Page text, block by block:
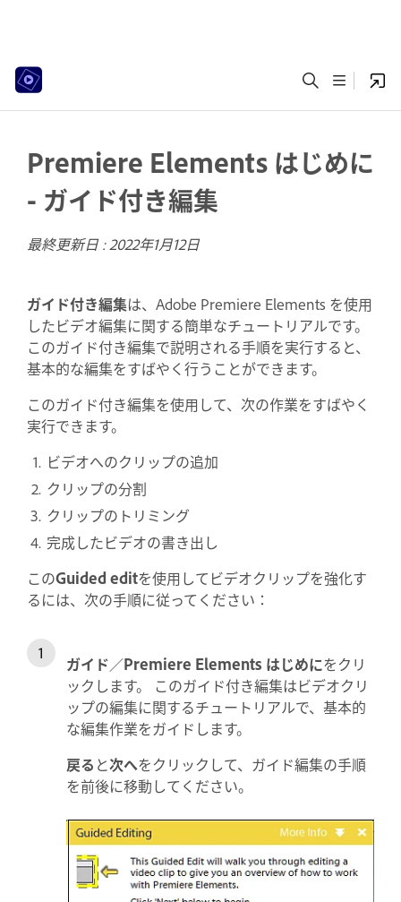
Premiere Elements はじめに
- ガイド付き編集
最終更新日 :2022年1月12日
ガイド付き編集は、Adobe Premiere Elements を使用
したビデオ編集に関する簡単なチュートリアルです。
このガイド付き編集で説明される手順を実行すると、
基本的な編集をすばやく行うことができます。
このガイド付き編集を使用して、次の作業をすばやく
実行できます。
ビデオへのクリップの追加
クリップの分割
クリップのトリミング
完成したビデオの書き出し
このGuided editを使用してビデオクリップを強化す
るには、次の手順に従ってください：
ガイド／Premiere Elements はじめにをクリ
ックします。 このガイド付き編集はビデオクリ
ップの編集に関するチュートリアルで、基本的
な編集作業をガイドします。
戻る と次へをクリックして、ガイド編集の手順
を前後に移動してください。